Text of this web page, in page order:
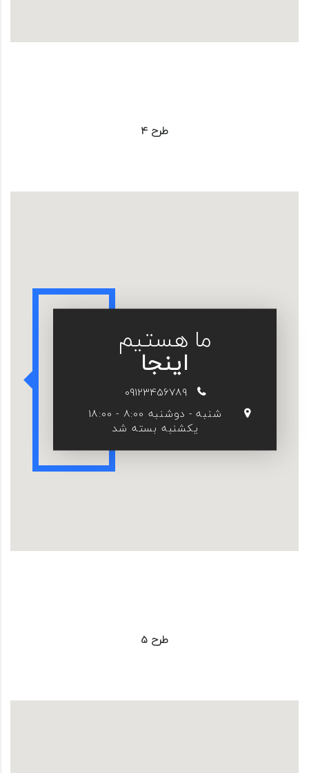
طرح 4
ما هستیم
اینجا
09123456789
شنبه - دوشنبه 8:00 - 18:00
یکشنبه بسته شد
طرح 5